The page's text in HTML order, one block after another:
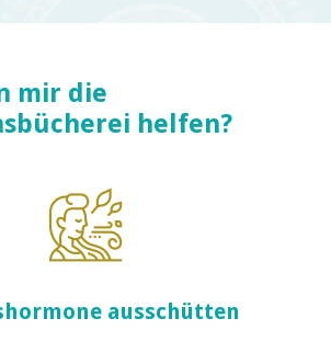
mir die
helfen?
ausschütten